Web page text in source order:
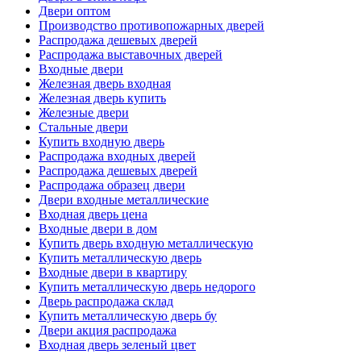
Двери оптом
Производство противопожарных дверей
Распродажа дешевых дверей
Распродажа выставочных дверей
Входные двери
Железная дверь входная
Железная дверь купить
Железные двери
Стальные двери
Купить входную дверь
Распродажа входных дверей
Распродажа дешевых дверей
Распродажа образец двери
Двери входные металлические
Входная дверь цена
Входные двери в дом
Купить дверь входную металлическую
Купить металлическую дверь
Входные двери в квартиру
Купить металлическую дверь недорого
Дверь распродажа склад
Купить металлическую дверь бу
Двери акция распродажа
Входная дверь зеленый цвет